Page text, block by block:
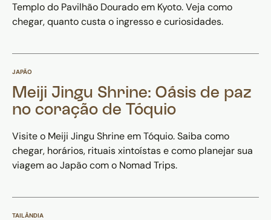
Templo do Pavilhão Dourado em Kyoto. Veja como
chegar, quanto custa o ingresso e curiosidades.
JAPÃO
Meiji Jingu Shrine: Oásis de paz
no coração de Tóquio
Visite o Meiji Jingu Shrine em Tóquio. Saiba como
chegar, horários, rituais xintoístas e como planejar sua
viagem ao Japão com o Nomad Trips.
TAILÂNDIA